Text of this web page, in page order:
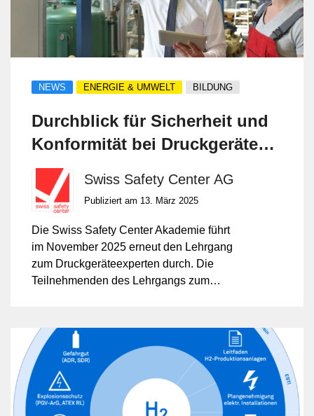
NEWS ENERGIE & UMWELT BILDUNG
Durchblick für Sicherheit und
Konformität bei Druckgeräten
mit dem Lehrgang zum
Druckgeräteexperten
Swiss Safety Center AG
Publiziert am 13. März 2025
Die Swiss Safety Center Akademie führt
im November 2025 erneut den Lehrgang
zum Druckgeräteexperten durch. Die
Teilnehmenden des Lehrgangs zum
Rohrleitungen nach EN13480,
Druckbehälter nach EN13445 und
AD2000-Merkblätter und Baugruppen
nach DGRL wie auch zur Risikoanalyse
und Funktionalen Sicherheit.